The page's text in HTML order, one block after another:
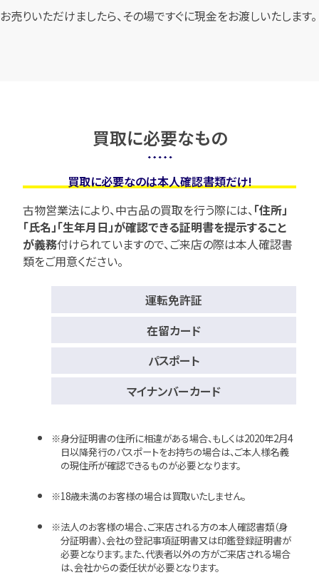
お売りいただけましたら、その場ですぐに現金をお渡しいたします。
買取に必要なもの
買取に必要なのは本人確認書類だけ!
古物営業法により、中古品の買取を行う際には、 「住所」
「氏名」「生年月日」が確認できる証明書を提示すること
が義務付けられていますので、 ご来店の際は本人確認書
類をご用意ください。
運転免許証
在留カード
パスポート
マイナンバーカード
身分証明書の住所に相違がある場合、もしくは2020年2月4
日以降発行のパスポートをお持ちの場合は、ご本人様名義
の現住所が確認できるものが必要となります。
18歳未満のお客様の場合は買取いたしません。
法人のお客様の場合、ご来店される方の本人確認書類（身
分証明書）、会社の登記事項証明書又は印鑑登録証明書が
必要となります。また、代表者以外の方がご来店される場合
は、会社からの委任状が必要となります。